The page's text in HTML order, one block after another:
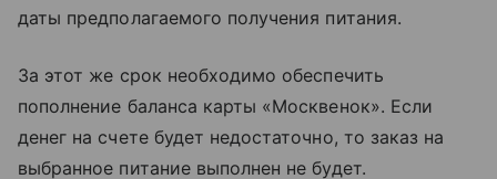
даты предполагаемого получения питания.
За этот же срок необходимо обеспечить
пополнение баланса карты «Москвенок». Если
денег на счете будет недостаточно, то заказ на
выбранное питание выполнен не будет.